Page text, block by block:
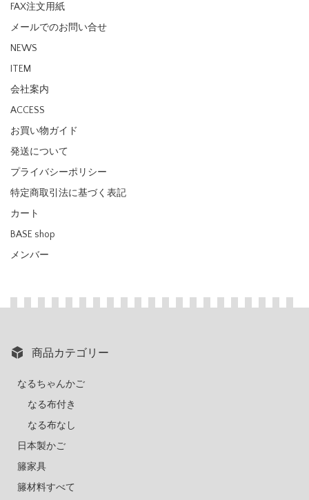
FAX注文用紙
メールでのお問い合せ
NEWS
ITEM
会社案内
ACCESS
お買い物ガイド
発送について
プライバシーポリシー
特定商取引法に基づく表記
カート
BASE shop
メンバー
商品カテゴリー
なるちゃんかご
なる布付き
なる布なし
日本製かご
籐家具
籐材料すべて